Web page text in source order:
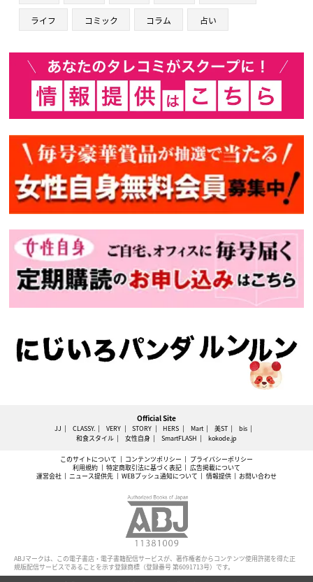
ライフ コミック コラム 占い
Official Site
JJ CLASSY. VERY STORY HERS Mart 美ST
bis
和食スタイル
女性自身 SmartFLASH kokode.jp
このサイトについて コンテンツポリシー
プライバシーポリシー
利用規約
特定商取引法に基づく表記
広告掲載について
運営会社
ニュース提供先 WEBプッシュ通知について 情報提供 お問い合わせ
ABJマークは、この電子書店・電子書籍配信サービスが、著作権者からコンテンツ使用許諾を得た正
規版配信サービスであることを示す登録商標（登録番号 第6091713号）です。